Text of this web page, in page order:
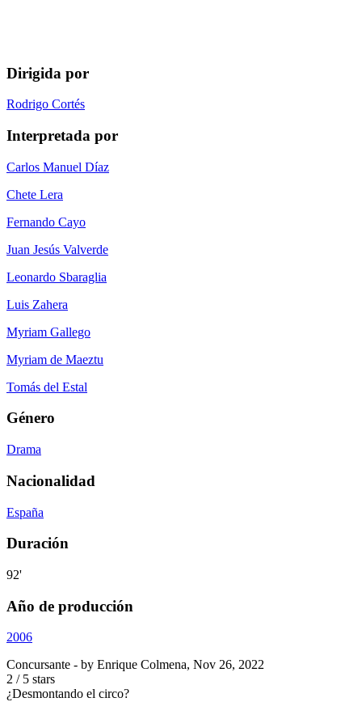
Dirigida por
Rodrigo Cortés
Interpretada por
Carlos Manuel Díaz
Chete Lera
Fernando Cayo
Juan Jesús Valverde
Leonardo Sbaraglia
Luis Zahera
Myriam Gallego
Myriam de Maeztu
Tomás del Estal
Género
Drama
Nacionalidad
España
Duración
92'
Año de producción
2006
Concursante - by Enrique Colmena, Nov 26, 2022
2 / 5 stars
¿Desmontando el circo?